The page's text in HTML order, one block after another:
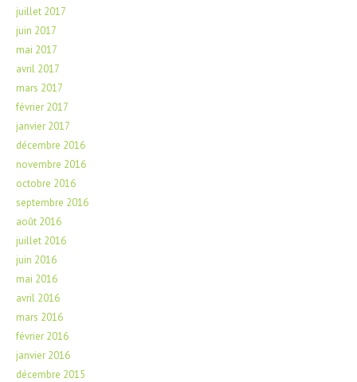
juillet 2017
juin 2017
mai 2017
avril 2017
mars 2017
février 2017
janvier 2017
décembre 2016
novembre 2016
octobre 2016
septembre 2016
août 2016
juillet 2016
juin 2016
mai 2016
avril 2016
mars 2016
février 2016
janvier 2016
décembre 2015